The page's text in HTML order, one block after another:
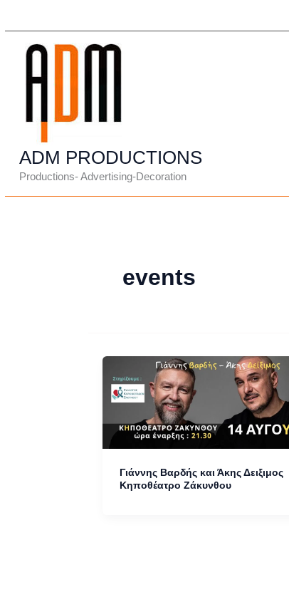
περιεχόμενο
ADM PRODUCTIONS
Productions- Advertising-Decoration
events
Γιάννης Βαρδής και Άκης Δειξιμος
Κηποθέατρο Ζάκυνθου